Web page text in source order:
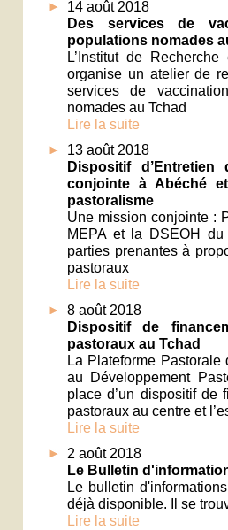
14 août 2018
Des services de
populations nomades
L’Institut de
organise un atelier de
services de
nomades au Tchad
Lire la suite
13 août 2018
Dispositif
conjointe à Abéché
pastoralisme
Une mission conjointe :
MEPA et la DSEOH
parties prenantes à
pastoraux
Lire la suite
8 août 2018
Dispositif de
pastoraux au Tchad
La Plateforme Pastorale
au Développement
place d’un dispositif de
pastoraux au centre et
Lire la suite
2 août 2018
Le Bulletin
Le bulletin
déjà disponible. Il se
Lire la suite